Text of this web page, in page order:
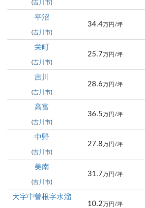
(吉川市)
平沼
(吉川市)
34.4万円/坪
栄町
(吉川市)
25.7万円/坪
吉川
(吉川市)
28.6万円/坪
高富
(吉川市)
36.5万円/坪
中野
(吉川市)
27.8万円/坪
美南
(吉川市)
31.7万円/坪
大字中曽根字水溜
10.2万円/坪